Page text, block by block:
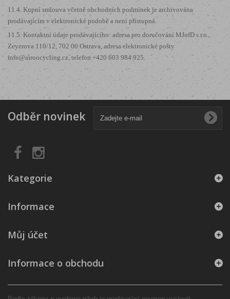
11.4. Kupní smlouva včetně obchodních podmínek je archivována
prodávajícím v elektronické podobě a není přístupná.
11.5. Kontaktní údaje prodávajícího: adresa pro doručování MJofD s.r.o.,
Zeyerova 110/12, 702 00 Ostrava, adresa elektronické pošty
info@airoocycling.cz, telefon +420 603 984 925.
Odběr novinek
Kategorie
Informace
Můj účet
Informace o obchodu